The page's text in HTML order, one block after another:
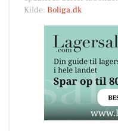
Kilde: Boliga.dk